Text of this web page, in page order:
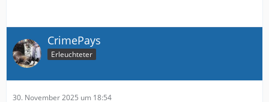
CrimePays
Erleuchteter
30. November 2025 um 18:54